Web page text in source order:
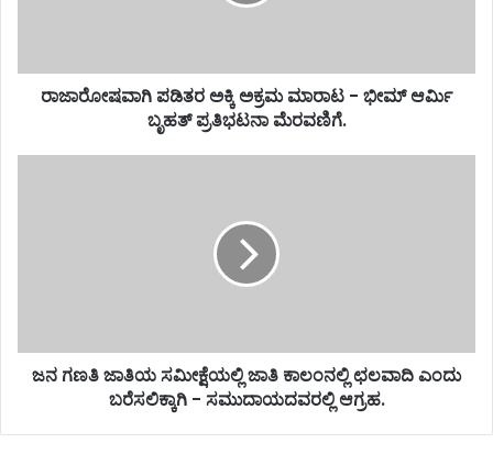
ರಾಜಾರೋಷವಾಗಿ ಪಡಿತರ ಅಕ್ಕಿ ಅಕ್ರಮ ಮಾರಾಟ - ಭೀಮ್ ಆರ್ಮಿ
ಬೃಹತ್ ಪ್ರತಿಭಟನಾ ಮೆರವಣಿಗೆ.
ಜನ ಗಣತಿ ಜಾತಿಯ ಸಮೀಕ್ಷೆಯಲ್ಲಿ ಜಾತಿ ಕಾಲಂನಲ್ಲಿ ಛಲವಾದಿ ಎಂದು
ಬರೆಸಲಿಕ್ಕಾಗಿ - ಸಮುದಾಯದವರಲ್ಲಿ ಆಗ್ರಹ.